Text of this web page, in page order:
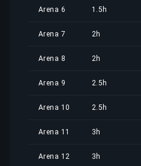
Arena 6 1.5h
Arena 7 2h
Arena 8 2h
Arena 9 2.5h
Arena 10 2.5h
Arena 11 3h
Arena 12 3h